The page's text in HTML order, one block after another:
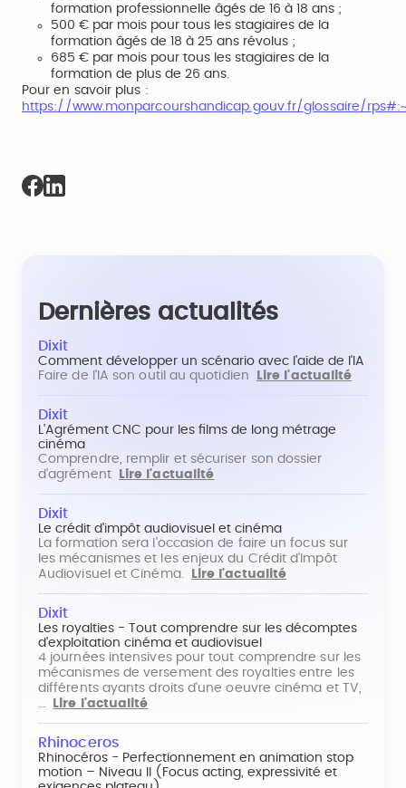
formation professionnelle âgés de 16 à 18 ans ;
500 € par mois pour tous les stagiaires de la
formation âgés de 18 à 25 ans révolus ;
685 € par mois pour tous les stagiaires de la
formation de plus de 26 ans.
Pour en savoir plus :
https://www.monparcourshandicap.gouv.fr/glossaire/
Dernières actualités
Dixit
Comment développer un scénario avec l'aide de l'IA
Faire de l'IA son outil au quotidien
Lire l'actualité
Dixit
L'Agrément CNC pour les films de long métrage
cinéma
Comprendre, remplir et sécuriser son dossier
d'agrément
Lire l'actualité
Dixit
Le crédit d'impôt audiovisuel et cinéma
La formation sera l'occasion de faire un focus sur
les mécanismes et les enjeux du Crédit d'Impôt
Audiovisuel et Cinéma.
Lire l'actualité
Dixit
Les royalties - Tout comprendre sur les décomptes
d'exploitation cinéma et audiovisuel
4 journées intensives pour tout comprendre sur les
mécanismes de versement des royalties entre les
différents ayants droits d'une oeuvre cinéma et TV,
…
Lire l'actualité
Rhinoceros
Rhinocéros - Perfectionnement en animation stop
motion – Niveau II (Focus acting, expressivité et